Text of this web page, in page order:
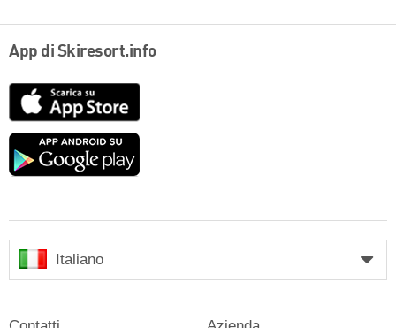
App di Skiresort.info
Google
Italiano